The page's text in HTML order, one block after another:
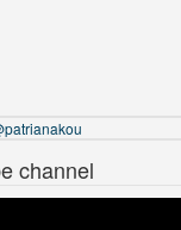
channel